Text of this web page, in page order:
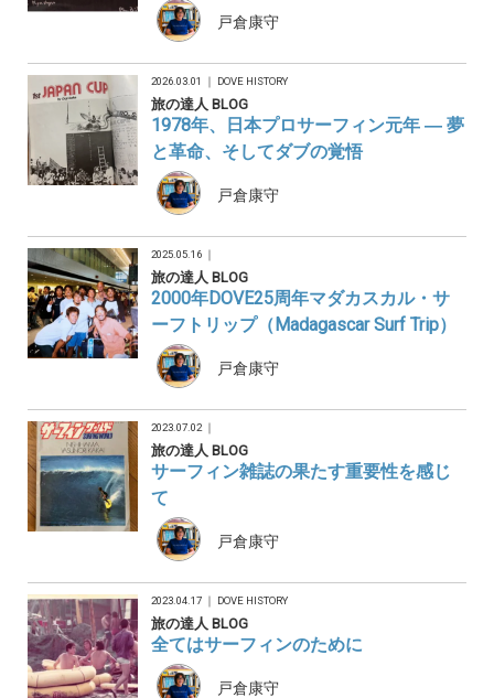
戸倉康守
2026.03.01 ｜ DOVE HISTORY
旅の達人 BLOG
1978年、日本プロサーフィン元年 ― 夢
と革命、そしてダブの覚悟
戸倉康守
2025.05.16 ｜
旅の達人 BLOG
2000年DOVE25周年マダカスカル・サ
ーフトリップ（Madagascar Surf Trip）
戸倉康守
2023.07.02 ｜
旅の達人 BLOG
サーフィン雑誌の果たす重要性を感じ
て
戸倉康守
2023.04.17 ｜ DOVE HISTORY
旅の達人 BLOG
全てはサーフィンのために
戸倉康守